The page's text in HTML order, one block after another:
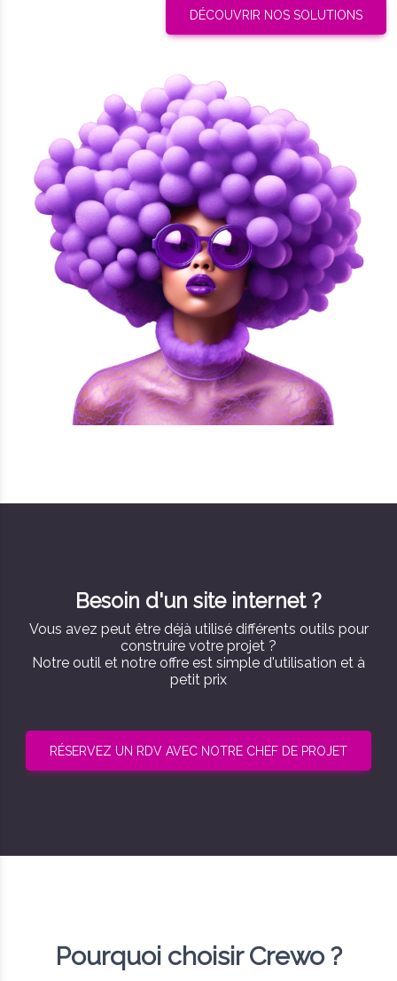
DÉCOUVRIR NOS SOLUTIONS
Besoin d'un site internet ?
Vous avez peut être déjà utilisé différents outils pour
construire votre projet ?
Notre outil et notre offre est simple d'utilisation et à
petit prix
RÉSERVEZ UN RDV AVEC NOTRE CHEF DE PROJET
Pourquoi choisir Crewo ?